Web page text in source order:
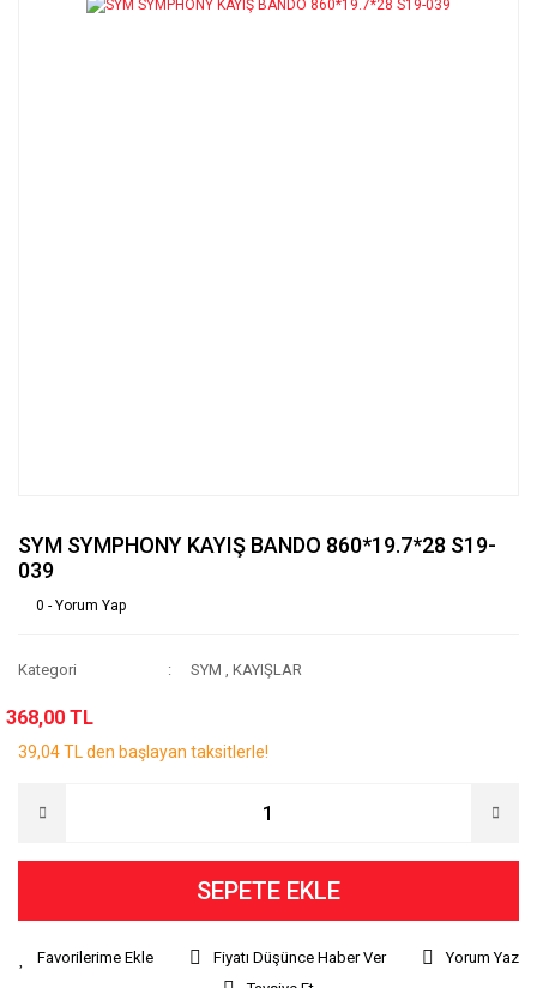
SYM SYMPHONY KAYIŞ BANDO 860*19.7*28 S19-
039
0 - Yorum Yap
Kategori SYM ,KAYIŞLAR
368,00 TL
39,04 TL den başlayan taksitlerle!
SEPETE EKLE
Fiyatı Düşünce Haber Ver
Yorum Yaz